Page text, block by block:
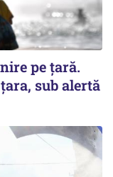
pe țară.
sub alertă